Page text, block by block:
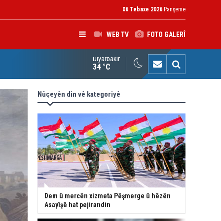
06 Tebaxe 2026 Panşeme
WEB TV FOTO GALERÎ
Gotinên Parêzgarê Kerkûkê yên li ser Madeya 140î hewldana
Diyarbakır
34 °C
Nûçeyên din vê kategoriyê
Dem û mercên xizmeta Pêşmerge û hêzên
Asayîşê hat pejirandin